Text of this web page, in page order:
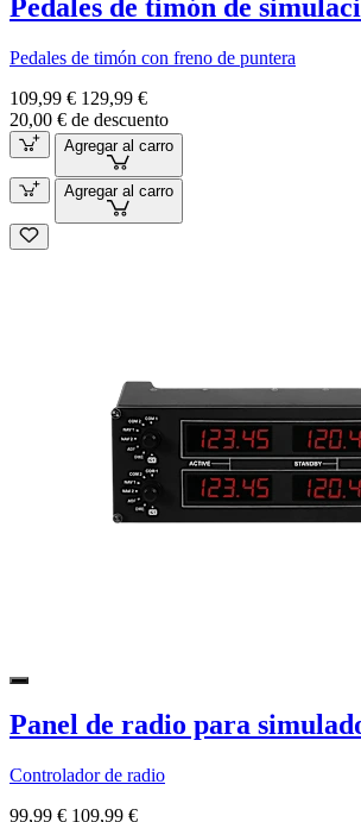
Pedales de timón de
Pedales de timón con freno de puntera
109,99 € 129,99 €
20,00 € de descuento
Agregar al carro
Agregar al carro
Panel de radio para
Controlador de radio
99,99 € 109,99 €